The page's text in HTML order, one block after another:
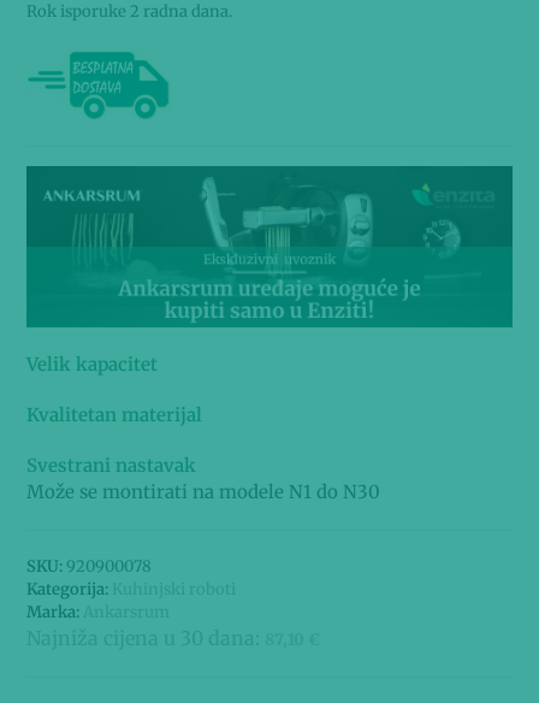
Rok isporuke 2 radna dana.
Velik kapacitet
Kvalitetan materijal
Svestrani nastavak
Može se montirati na modele N1 do N30
SKU: 920900078
Kategorija:
Marka: